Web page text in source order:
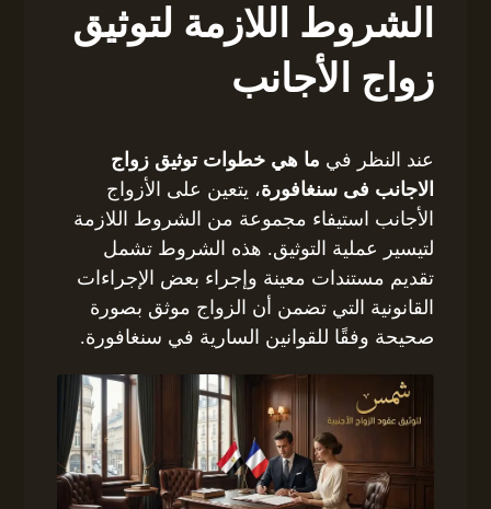
الشروط اللازمة لتوثيق
زواج الأجانب
عند النظر في ما هي خطوات توثيق زواج
الاجانب فى سنغافورة، يتعين على الأزواج
الأجانب استيفاء مجموعة من الشروط اللازمة
لتيسير عملية التوثيق. هذه الشروط تشمل
تقديم مستندات معينة وإجراء بعض الإجراءات
القانونية التي تضمن أن الزواج موثق بصورة
صحيحة وفقًا للقوانين السارية في سنغافورة.